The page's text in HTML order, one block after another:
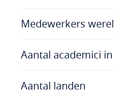
Medewerkers
Aantal academici
Aantal landen